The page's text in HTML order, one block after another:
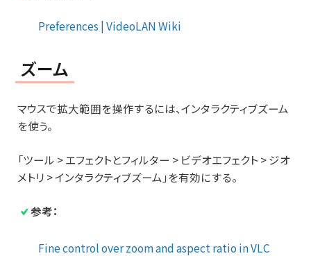
Preferences | VideoLAN Wiki
ズーム
マウスで拡大範囲を操作するには、インタラクティブズーム
を使う。
「ツール > エフェクトとフィルター > ビデオエフェクト > ジオ
メトリ > インタラクティブズーム」を有効にする。
参考：
Fine control over zoom and aspect ratio in VLC